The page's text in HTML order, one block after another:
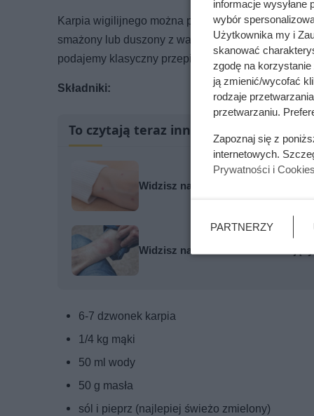
Karpia wigilijnego można przygotować na kilka
smażony lub duszony z warzywami albo z
podajemy klasyczny przepis na pieczonego karpia
Składniki:
To czytają teraz inni
Widzisz na swoim ciele takie
Widzisz na swoim ciele
6-7 dzwonek karpia
1/4 kg mąki
50 ml wody
50 g masła
sól i pieprz (najlepiej świeżo zmielony)
informacje wysyłane
wybór
Użytkownika my i
skanować
zgodę na
ją zmienić/wycofać
rodzaje
przetwarzaniu.
Zapoznaj się z
internetowych.
Prywatności i Cookies
PARTNERZY